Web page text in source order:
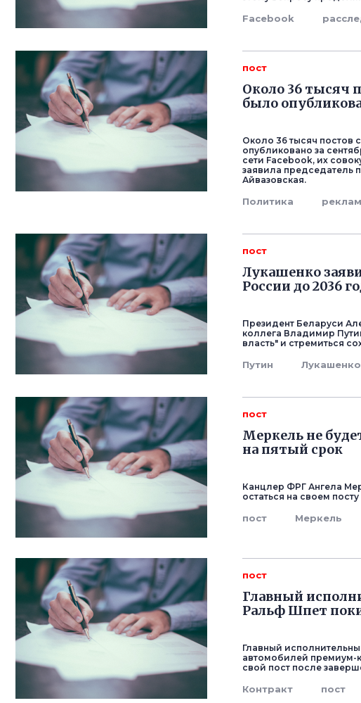
Facebook
пост
Около 36 тысяч
было
Около 36 тысяч постов
опубликовано за
сети Facebook, их
заявила председатель
Айвазовская.
Политика
пост
Лукашенко
России до 2036
Президент Беларуси
коллега Владимир
власть" и стремиться
Путин Лукашенко
пост
Меркель не
на пятый срок
Канцлер ФРГ Ангела
остаться на своем
пост Меркель
пост
Главный
Ральф Шпет
Главный
автомобилей премиум-
свой пост после
Контракт пост